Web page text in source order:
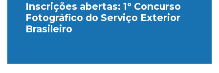
Inscrições abertas: 1º Concurso
Fotográfico do Serviço Exterior
Brasileiro